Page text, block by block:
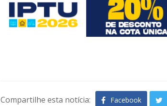
Compartilhe esta notícia: Facebook